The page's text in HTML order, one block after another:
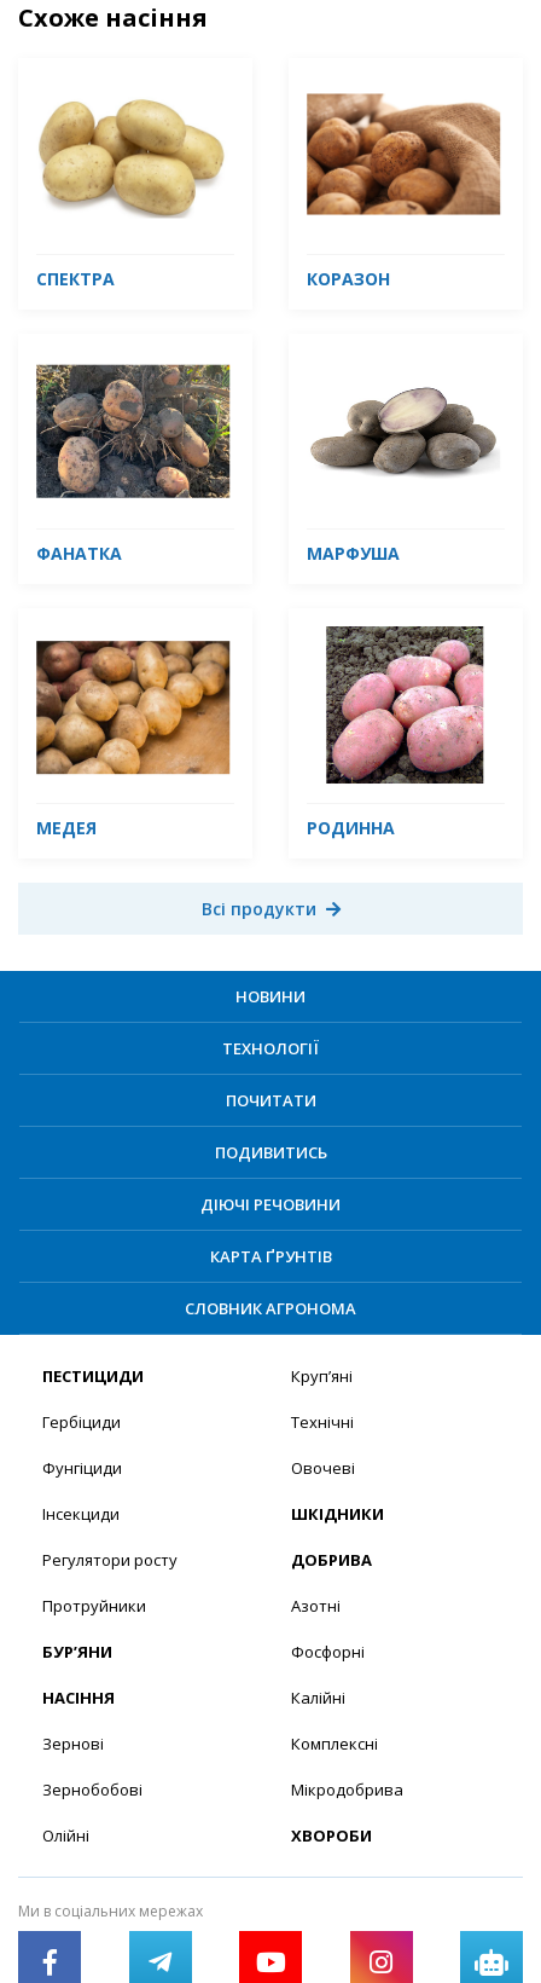
Схоже насіння
СПЕКТРА КОРАЗОН
ФАНАТКА МАРФУША
МЕДЕЯ РОДИННА
Всі продукти
НОВИНИ
ТЕХНОЛОГІЇ
ПОЧИТАТИ
ПОДИВИТИСЬ
ДІЮЧІ РЕЧОВИНИ
КАРТА ҐРУНТІВ
СЛОВНИК АГРОНОМА
ПЕСТИЦИДИ
Гербіциди
Фунгіциди
Інсекциди
Регулятори росту
Протруйники
БУР’ЯНИ
НАСІННЯ
Зернові
Зернобобові
Олійні
Круп’яні
Технічні
Овочеві
ШКІДНИКИ
ДОБРИВА
Азотні
Фосфорні
Калійні
Комплексні
Мікродобрива
ХВОРОБИ
Ми в соціальних мережах